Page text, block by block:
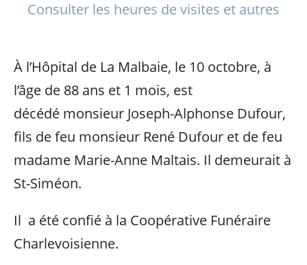
Consulter les heures de visites et autres
À l’Hôpital de La Malbaie, le 10 octobre, à
l’âge de 88 ans et 1 mois, est
décédé monsieur Joseph-Alphonse Dufour,
fils de feu monsieur René Dufour et de feu
madame Marie-Anne Maltais. Il demeurait à
St-Siméon.
Il a été confié à la Coopérative Funéraire
Charlevoisienne.